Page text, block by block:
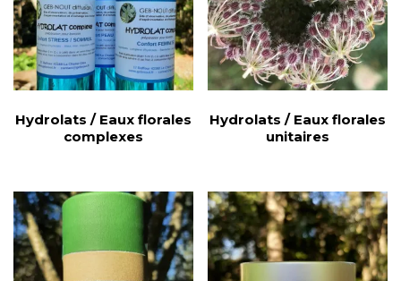
Hydrolats / Eaux florales
complexes
Hydrolats / Eaux florales
unitaires